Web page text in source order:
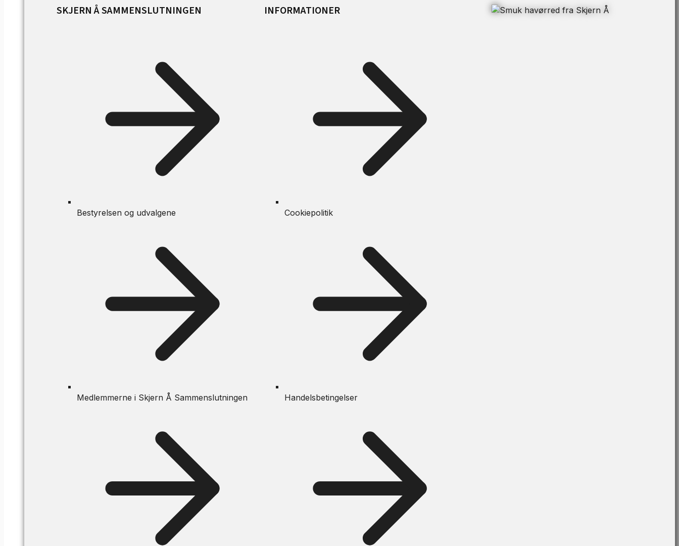
SKJERN Å SAMMENSLUTNINGEN
Bestyrelsen og udvalgene
Medlemmerne i Skjern Å Sammenslutningen
INFORMATIONER
Cookiepolitik
Handelsbetingelser